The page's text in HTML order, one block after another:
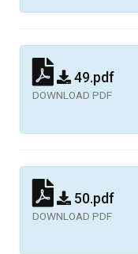
49.pdf
DOWNLOAD PDF
50.pdf
DOWNLOAD PDF